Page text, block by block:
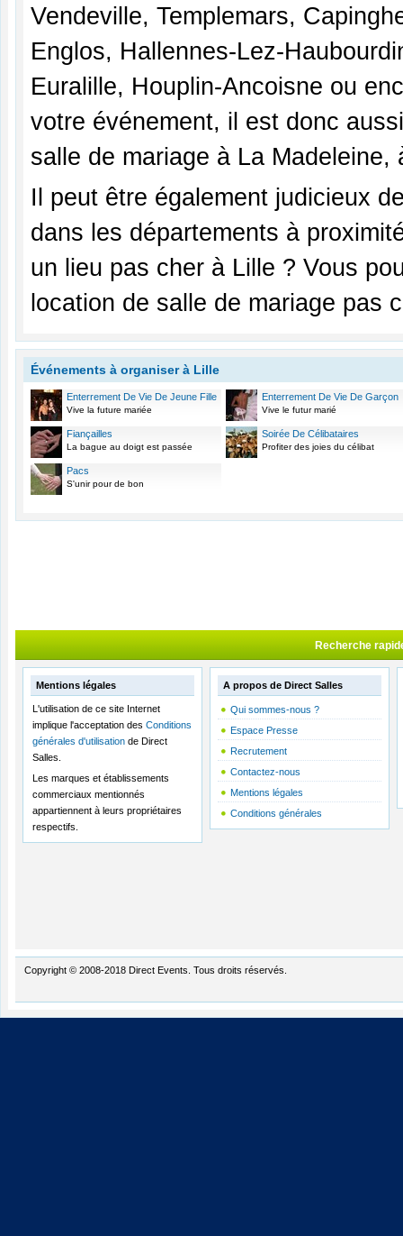
Vendeville, Templemars,
Englos, Hallennes-Lez-
Euralille, Houplin-Ancoisne ou
votre événement, il est donc
salle de mariage à La
Il peut être également judicieux
dans les départements à
un lieu pas cher à Lille ? Vous
location de salle de mariage pas
Événements à organiser à Lille
Enterrement De Vie De Jeune Fille
Vive la future mariée
Enterrement De Vie De Garçon
Vive le futur marié
Fiançailles
La bague au doigt est passée
Soirée De Célibataires
Profiter des joies du célibat
Pacs
S'unir pour de bon
Recherche
Mentions légales
L'utilisation de ce site Internet
implique l'acceptation des Conditions
générales d'utilisation de Direct
Salles.
Les marques et établissements
commerciaux mentionnés
appartiennent à leurs propriétaires
respectifs.
A propos de Direct Salles
Qui sommes-nous ?
Espace Presse
Recrutement
Contactez-nous
Mentions légales
Conditions générales
Copyright © 2008-2018 Direct Events. Tous droits réservés.